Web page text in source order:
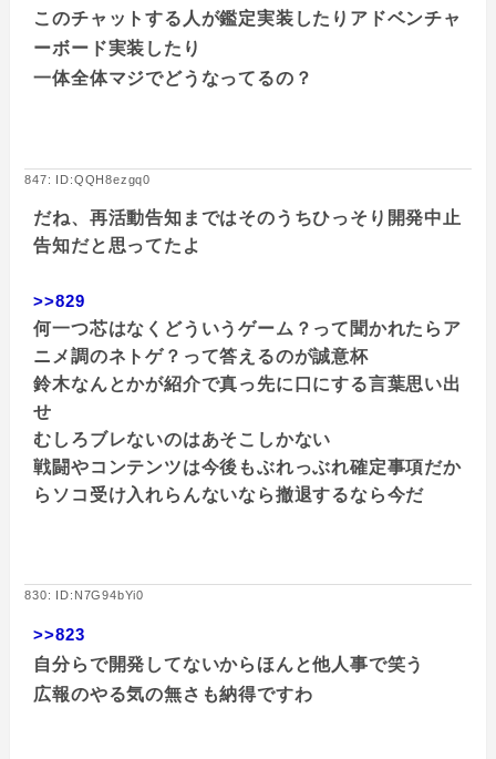
このチャットする人が鑑定実装したりアドベンチャ
ーボード実装したり
一体全体マジでどうなってるの？
847: ID:QQH8ezgq0
だね、再活動告知まではそのうちひっそり開発中止
告知だと思ってたよ
>>829
何一つ芯はなくどういうゲーム？って聞かれたらア
ニメ調のネトゲ？って答えるのが誠意杯
鈴木なんとかが紹介で真っ先に口にする言葉思い出
せ
むしろブレないのはあそこしかない
戦闘やコンテンツは今後もぶれっぶれ確定事項だか
らソコ受け入れらんないなら撤退するなら今だ
830: ID:N7G94bYi0
>>823
自分らで開発してないからほんと他人事で笑う
広報のやる気の無さも納得ですわ